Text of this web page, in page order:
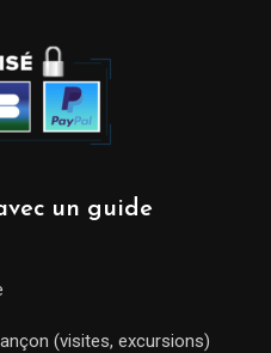
un guide
(visites, excursions)